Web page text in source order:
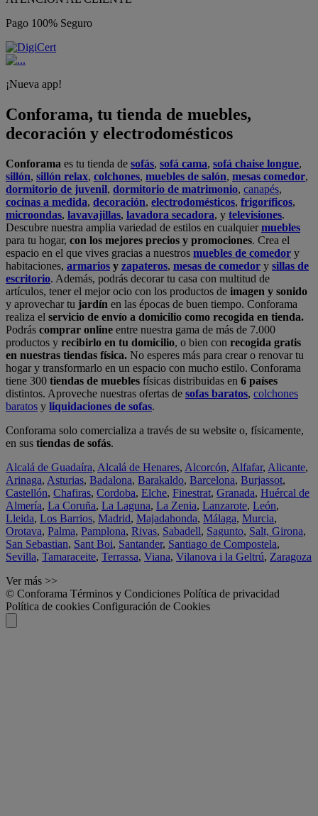
Pago 100% Seguro
¡Nueva app!
Conforama, tu tienda de muebles,
decoración y electrodomésticos
Conforama es tu tienda de sofás, sofá cama, sofá chaise longue,
sillón, sillón relax, colchones, muebles de salón, mesas comedor,
dormitorio de juvenil, dormitorio de matrimonio, canapés,
cocinas a medida, decoración, electrodomésticos, frigoríficos,
microondas, lavavajillas, lavadora secadora, y televisiones.
Descubre nuestra amplia variedad de estilos en cualquiermuebles
para tu hogar, con los mejores precios y promociones. Crea el
espacio en el que vives gracias a nuestros muebles de comedor y
habitaciones, armarios y zapateros, mesas de comedor y sillas de
escritorio. Además, podrás decorar tu casa con multitud de
artículos, tener el mejor ocio con los productos de imagen y sonido
y aprovechar tu jardín en las épocas de buen tiempo. Conforama
realiza el servicio de envío a domicilio como recogida en tienda.
Podrás comprar online entre nuestra gama de más de 7.000
productos y recibirlo en tu domicilio, o bien con recogida gratis
en nuestras tiendas física. No esperes más para crear o renovar tu
hogar y transformarlo en un espacio con mucho estilo. Conforama
tiene 300 tiendas de muebles físicas distribuidas en 6 países
distintos. Aproveche nuestras ofertas de sofas baratos, colchones
baratos y liquidaciones de sofas.
Conforama solo comercializa a través de su website o, físicamente,
en sus tiendas de sofás.
Alcalá de Guadaíra, Alcalá de Henares, Alcorcón, Alfafar, Alicante,
Arinaga, Asturias, Badalona, Barakaldo, Barcelona, Burjassot,
Castellón, Chafiras, Cordoba, Elche, Finestrat, Granada, Huércal de
Almería, La Coruña, La Laguna, La Zenia, Lanzarote, León,
Lleida, Los Barrios, Madrid, Majadahonda, Málaga, Murcia,
Orotava, Palma, Pamplona, Rivas, Sabadell, Sagunto, Salt, Girona,
San Sebastian, Sant Boi, Santander, Santiago de Compostela,
Sevilla, Tamaraceite, Terrassa, Viana, Vilanova i la Geltrú, Zaragoza
Ver más >>
© Conforama Términos y Condiciones Política de privacidad
Política de cookies Configuración de Cookies